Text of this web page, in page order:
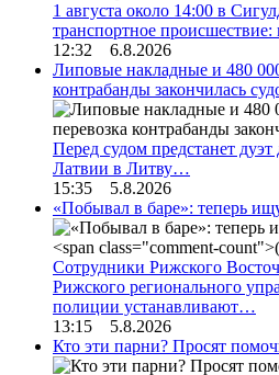
1 августа около 14:00 в
транспортное
12:32 6.8.2026
Липовые накладные и 480
контрабанды закончилась
Перед судом предстанет
Латвии в Литву…
15:35 5.8.2026
«Побывал в баре»: теперь
Сотрудники Рижского
Рижского регионального
полиции устанавливают…
13:15 5.8.2026
Кто эти парни? Просят